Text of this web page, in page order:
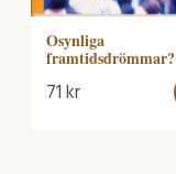
Osynliga
framtidsdrömmar?
71kr